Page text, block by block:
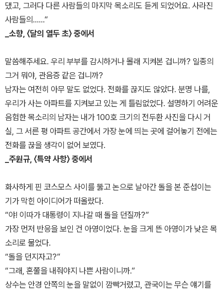
댔고, 그러다 다른 사람들의 마지막 목소리도 듣게 되었어요. 사라진
사람들의……”
_소향, 〈달의 열두 초〉 중에서
말씀해주세요. 우리 부부를 감시하거나 몰래 지켜본 겁니까? 일종의
그거 뭐야, 관음증 같은 겁니까?
남자는 여전히 아무 말도 없었다. 전화를 끊지도 않았다. 분명 나를,
우리가 사는 아파트를 지켜보고 있는 게 틀림없었다. 설명하기 어려운
음험한 목소리의 남자는 내가 100호 크기의 전두환 사진을 다시 거
실, 그 서른 평 아파트 공간에서 가장 눈에 띄는 곳에 걸어놓기 전에는
전화를 끊을 생각이 없어 보였다.
_주원규, 〈특약 사항〉 중에서
화사하게 핀 코스모스 사이를 뚫고 논으로 날아간 돌을 본 준섭이는
기가 막힌 아이디어가 떠올랐다.
“야! 이따가 대통령이 지나갈 때 돌을 던질까?”
가장 먼저 반응을 보인 건 아영이었다. 눈을 크게 뜬 아영이가 낮은 목
소리로 물었다.
“돌을 던지자고?”
“그래, 혼쭐을 내줘야지 나쁜 사람이니까.”
상수는 안경 안쪽의 눈을 말없이 깜빡거렸고, 관국이는 무슨 얘기를